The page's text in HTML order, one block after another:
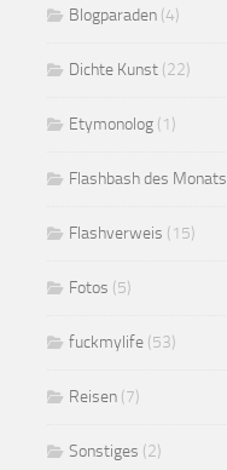
Blogparaden (4)
Dichte Kunst (22)
Etymonolog (1)
Flashbash des Monats
Flashverweis (15)
Fotos (5)
fuckmylife (53)
Reisen (7)
Sonstiges (2)